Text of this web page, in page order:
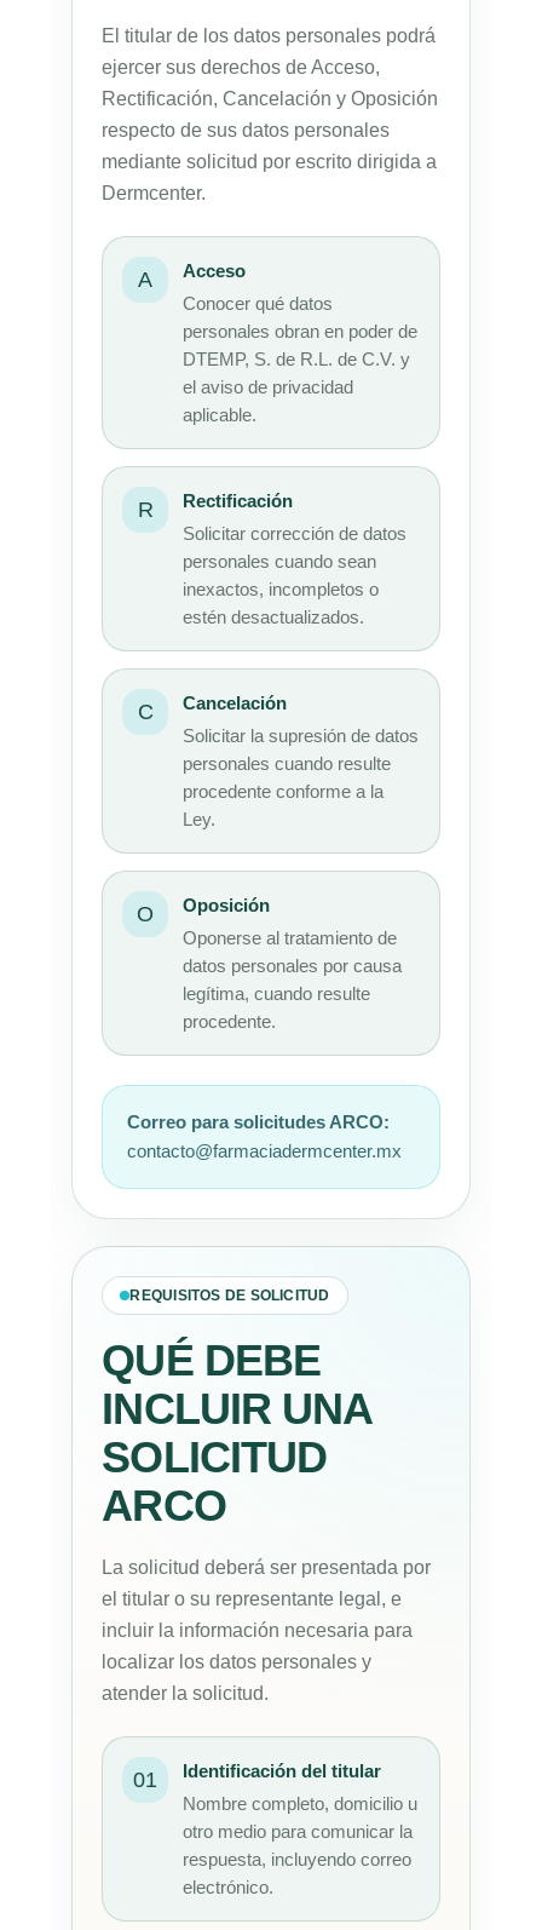
El titular de los datos personales podrá
ejercer sus derechos de Acceso,
Rectificación, Cancelación y Oposición
respecto de sus datos personales
mediante solicitud por escrito dirigida a
Dermcenter.
A Acceso
Conocer qué datos
personales obran en poder de
DTEMP, S. de R.L. de C.V. y
el aviso de privacidad
aplicable.
R Rectificación
Solicitar corrección de datos
personales cuando sean
inexactos, incompletos o
estén desactualizados.
C Cancelación
Solicitar la supresión de datos
personales cuando resulte
procedente conforme a la
Ley.
O Oposición
Oponerse al tratamiento de
datos personales por causa
legítima, cuando resulte
procedente.
Correo para solicitudes ARCO:
contacto@farmaciadermcenter.mx
REQUISITOS DE SOLICITUD
QUÉ DEBE
INCLUIR UNA
SOLICITUD
ARCO
La solicitud deberá ser presentada por
el titular o su representante legal, e
incluir la información necesaria para
localizar los datos personales y
atender la solicitud.
01 Identificación del titular
Nombre completo, domicilio u
otro medio para comunicar la
respuesta, incluyendo correo
electrónico.